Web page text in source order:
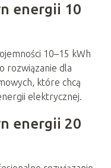
energii 10
10–15 kWh
rozwiązanie dla
które chcą
elektrycznej.
energii 20